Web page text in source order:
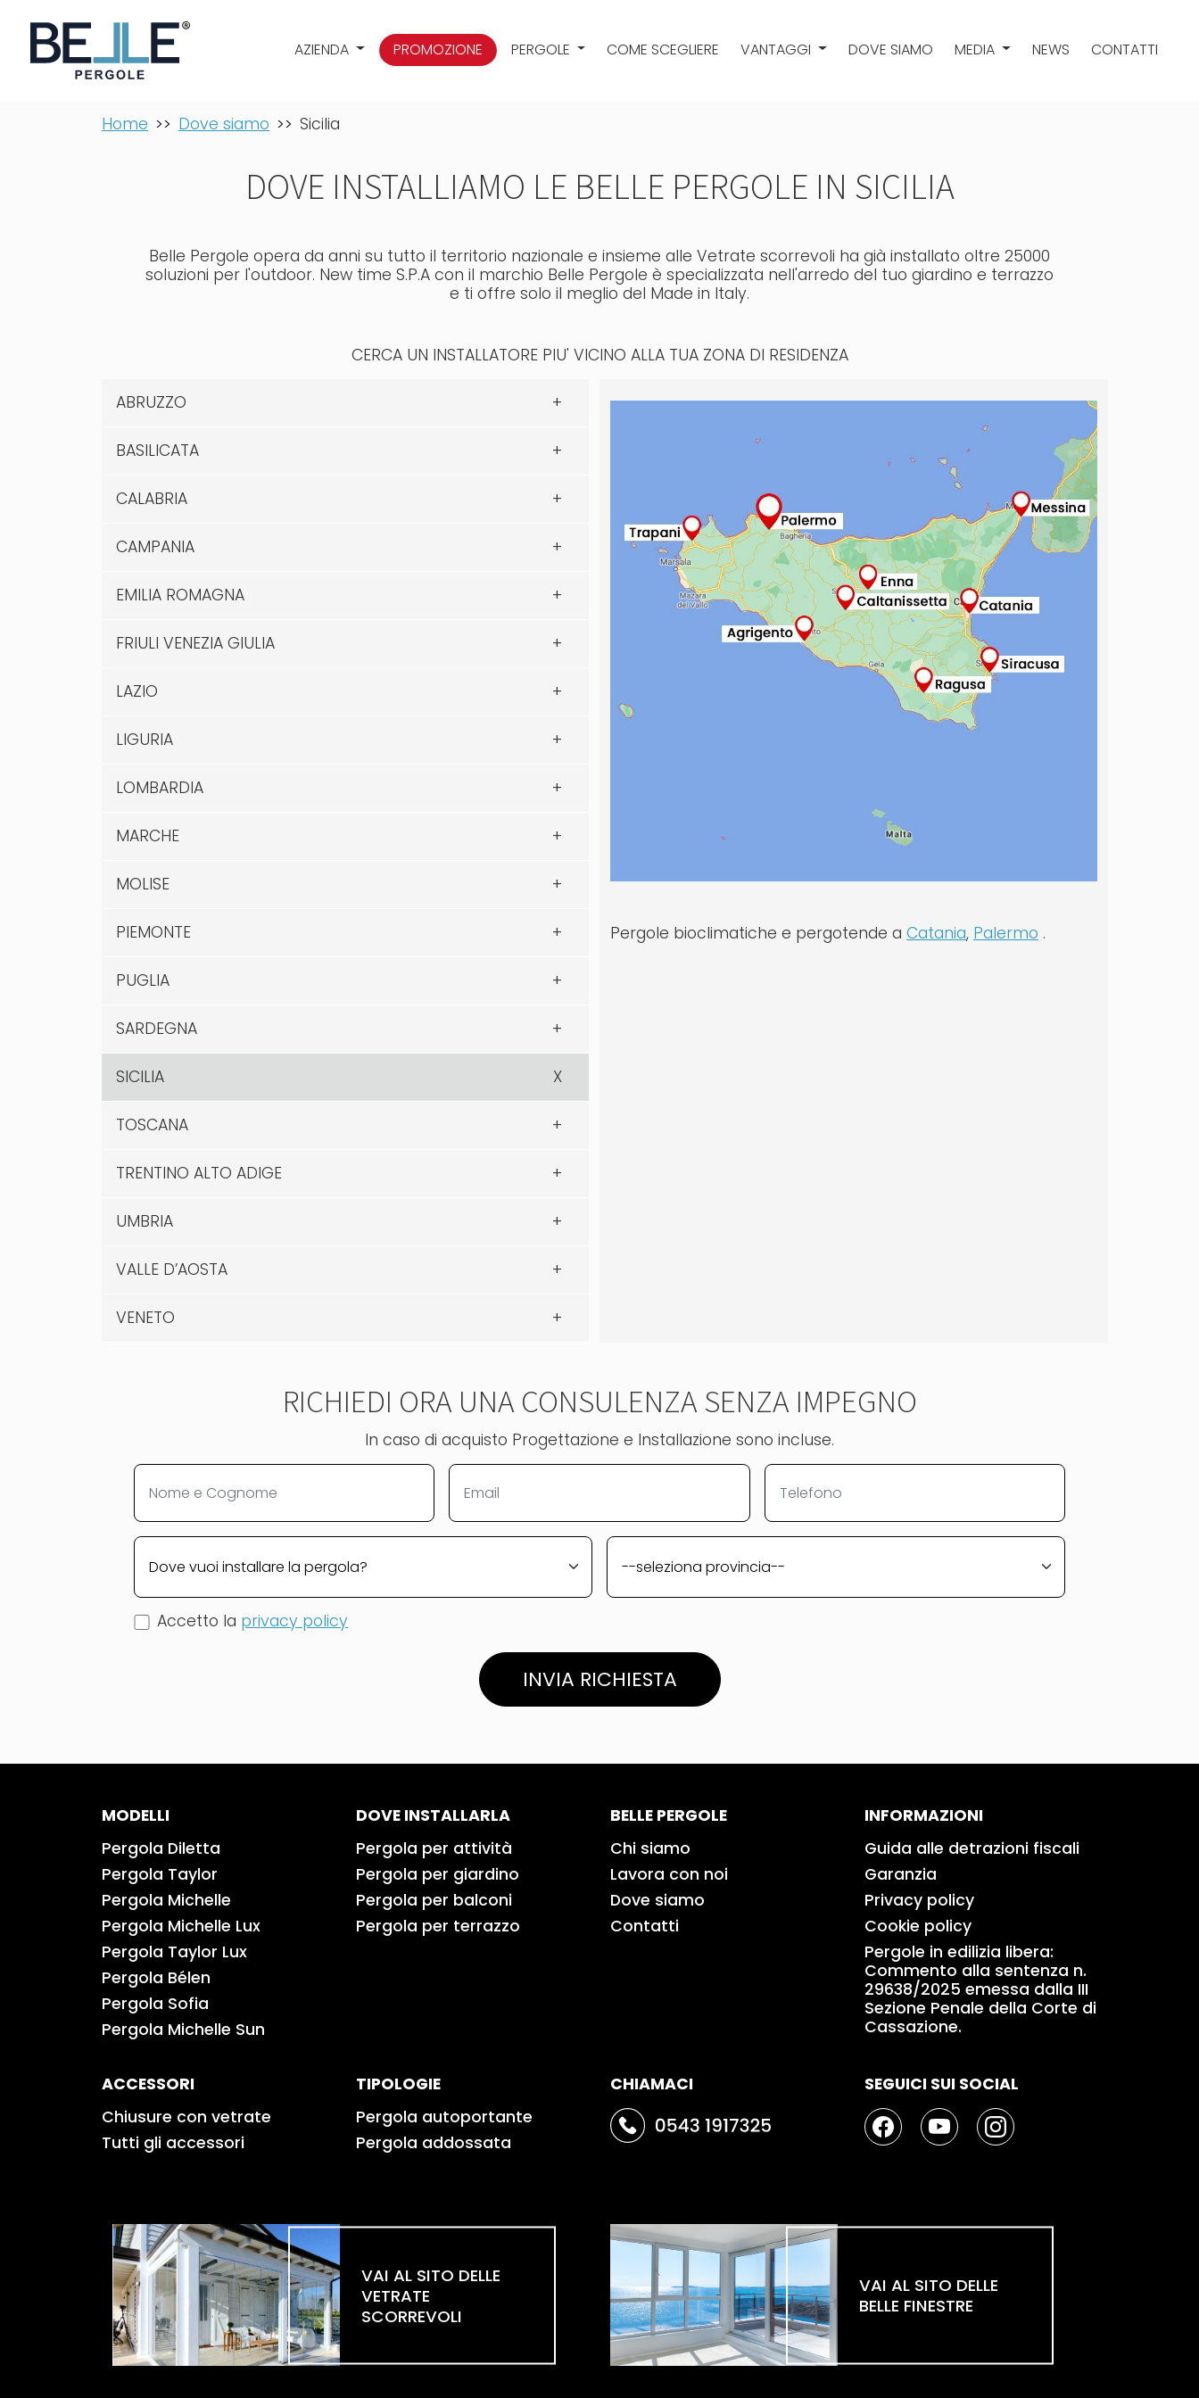
AZIENDA PROMOZIONE PERGOLE COME SCEGLIERE VANTAGGI DOVE SIAMO MEDIA NEWS CONTATTI
Home Dove siamo Sicilia
DOVE INSTALLIAMO LE BELLE PERGOLE IN SICILIA
Belle Pergole opera da anni su tutto il territorio nazionale e insieme alle Vetrate scorrevoli ha già installato oltre 25000
soluzioni per l'outdoor. New time S.P.A con il marchio Belle Pergole è specializzata nell'arredo del tuo giardino e terrazzo
e ti offre solo il meglio del Made in Italy.
CERCA UN INSTALLATORE PIU' VICINO ALLA TUA ZONA DI RESIDENZA
ABRUZZO
BASILICATA
CALABRIA
CAMPANIA
EMILIA ROMAGNA
FRIULI VENEZIA GIULIA
LAZIO
LIGURIA
LOMBARDIA
MARCHE
MOLISE
PIEMONTE
PUGLIA
SARDEGNA
SICILIA
TOSCANA
TRENTINO ALTO ADIGE
UMBRIA
VALLE D’AOSTA
VENETO
Pergole bioclimatiche e pergotende a Catania, Palermo .
RICHIEDI ORA UNA CONSULENZA SENZA IMPEGNO
In caso di acquisto Progettazione e Installazione sono incluse.
Accetto la privacy policy
INVIA RICHIESTA
MODELLI
Pergola Diletta
Pergola Taylor
Pergola Michelle
Pergola Michelle Lux
Pergola Taylor Lux
Pergola Bélen
Pergola Sofia
Pergola Michelle Sun
DOVE INSTALLARLA
Pergola per attività
Pergola per giardino
Pergola per balconi
Pergola per terrazzo
BELLE PERGOLE
Chi siamo
Lavora con noi
Dove siamo
Contatti
INFORMAZIONI
Guida alle detrazioni fiscali
Garanzia
Privacy policy
Cookie policy
Pergole in edilizia libera:
Commento alla sentenza n.
29638/2025 emessa dalla III
Sezione Penale della Corte di
Cassazione.
ACCESSORI
Chiusure con vetrate
Tutti gli accessori
TIPOLOGIE
Pergola autoportante
Pergola addossata
CHIAMACI SEGUICI SUI SOCIAL
VAI AL SITO DELLE
VETRATE
SCORREVOLI
VAI AL SITO DELLE
BELLE FINESTRE